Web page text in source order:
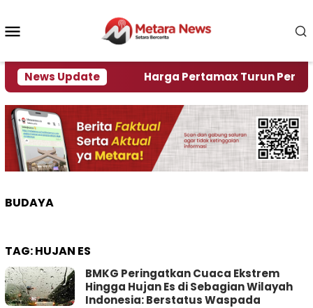
konten
News Update
Krisi Air Harga Pertamax Turun Per Hari
BUDAYA
TAG:HUJAN ES
BMKG Peringatkan Cuaca Ekstrem
Hingga Hujan Es di Sebagian Wilayah
Indonesia: Berstatus Waspada